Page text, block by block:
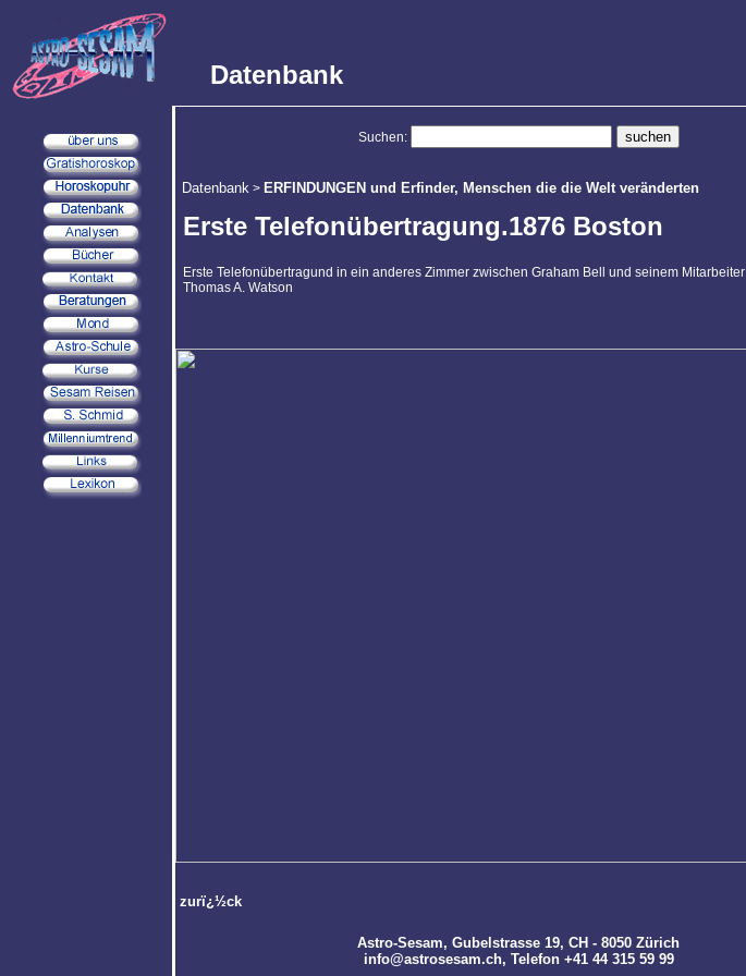
Datenbank
Suchen:
Datenbank > ERFINDUNGEN und Erfinder, Menschen die die Welt veränderten
Erste Telefonübertragung.1876 Boston
Erste Telefonübertragund in ein anderes Zimmer zwischen Graham Bell und seinem Mitarbeiter
Thomas A. Watson
zurï¿½ck
Astro-Sesam, Gubelstrasse 19, CH - 8050 Zürich
info@astrosesam.ch, Telefon +41 44 315 59 99